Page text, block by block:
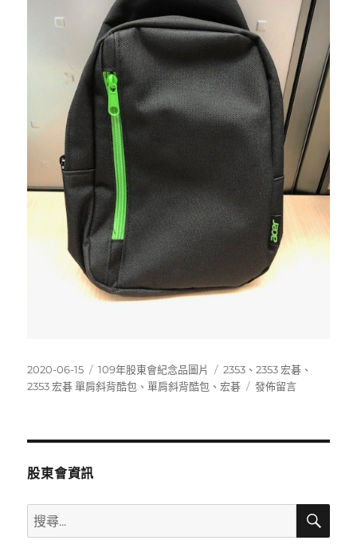
發
佈
2020-06-15
分
類
109年股東會紀念品圖片
標
籤
2353 、2353 宏碁 、
2353 宏碁 單肩斜背酷包 、單肩斜背酷包 、宏碁
在
背
包〉
發佈留言
股東會資訊
搜
尋
搜